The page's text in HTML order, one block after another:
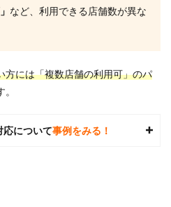
など、利用できる店舗数が異な
方には「複数店舗の利用可」のパ
応について事例をみる！